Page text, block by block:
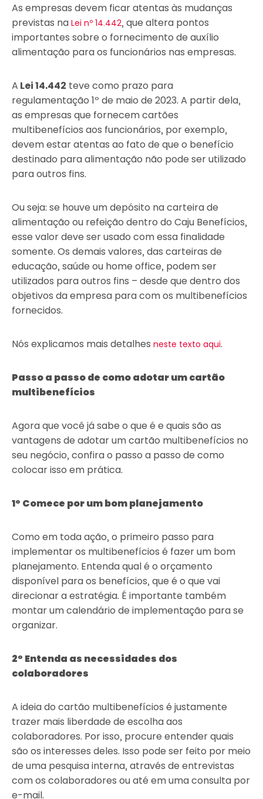
As empresas devem ficar atentas às mudanças
previstas na Lei nº 14.442, que altera pontos
importantes sobre o fornecimento de auxílio
alimentação para os funcionários nas empresas.
A Lei 14.442 teve como prazo para
regulamentação 1º de maio de 2023. A partir dela,
as empresas que fornecem cartões
multibenefícios aos funcionários, por exemplo,
devem estar atentas ao fato de que o benefício
destinado para alimentação não pode ser utilizado
para outros fins.
Ou seja: se houve um depósito na carteira de
alimentação ou refeição dentro do Caju Benefícios,
esse valor deve ser usado com essa finalidade
somente. Os demais valores, das carteiras de
educação, saúde ou home office, podem ser
utilizados para outros fins – desde que dentro dos
objetivos da empresa para com os multibenefícios
fornecidos.
Nós explicamos mais detalhes neste texto aqui.
Passo a passo de como adotar um cartão
multibenefícios
Agora que você já sabe o que é e quais são as
vantagens de adotar um cartão multibenefícios no
seu negócio, confira o passo a passo de como
colocar isso em prática.
1° Comece por um bom planejamento
Como em toda ação, o primeiro passo para
implementar os multibenefícios é fazer um bom
planejamento. Entenda qual é o orçamento
disponível para os benefícios, que é o que vai
direcionar a estratégia. É importante também
montar um calendário de implementação para se
organizar.
2° Entenda as necessidades dos
colaboradores
A ideia do cartão multibenefícios é justamente
trazer mais liberdade de escolha aos
colaboradores. Por isso, procure entender quais
são os interesses deles. Isso pode ser feito por meio
de uma pesquisa interna, através de entrevistas
com os colaboradores ou até em uma consulta por
e-mail.